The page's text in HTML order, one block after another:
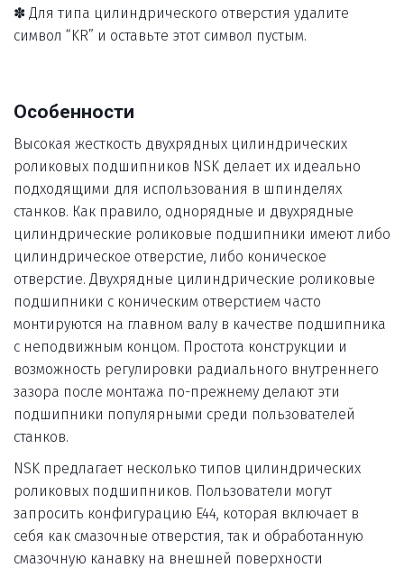
✽ Для типа цилиндрического отверстия удалите
символ “KR” и оставьте этот символ пустым.
Особенности
Высокая жесткость двухрядных цилиндрических
роликовых подшипников NSK делает их идеально
подходящими для использования в шпинделях
станков. Как правило, однорядные и двухрядные
цилиндрические роликовые подшипники имеют либо
цилиндрическое отверстие, либо коническое
отверстие. Двухрядные цилиндрические роликовые
подшипники с коническим отверстием часто
монтируются на главном валу в качестве подшипника
с неподвижным концом. Простота конструкции и
возможность регулировки радиального внутреннего
зазора после монтажа по-прежнему делают эти
подшипники популярными среди пользователей
станков.
NSK предлагает несколько типов цилиндрических
роликовых подшипников. Пользователи могут
запросить конфигурацию E44, которая включает в
себя как смазочные отверстия, так и обработанную
смазочную канавку на внешней поверхности